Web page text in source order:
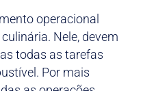
operacional
Nele, devem
todas as tarefas
Por mais